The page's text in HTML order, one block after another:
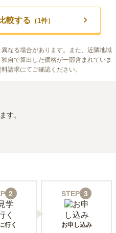
較する （1件）
なる場合があります。また、近隣地域
自で算出した価格が一部含まれていま
請求にてご確認ください。
す。
2
行く
STEP 3
お申し込み